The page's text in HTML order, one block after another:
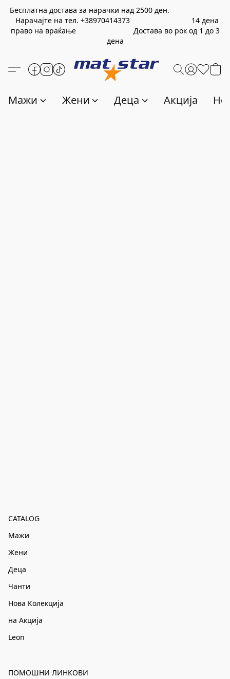
Бесплатна достава за нарачки над 2500 ден.
Нарачајте на тел. +38970414373 14 дена
право на враќање Достава во рок од 1 до 3
дена
Мажи Жени Деца Акција
CATALOG
Мажи
Жени
Деца
Чанти
Нова Колекција
на Акција
Leon
ПОМОШНИ ЛИНКОВИ